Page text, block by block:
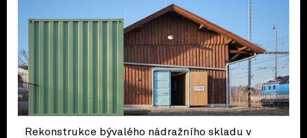
Rekonstrukce bývalého nádražního skladu v